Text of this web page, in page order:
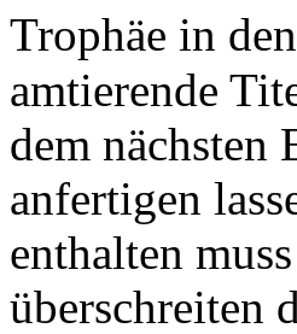
Trophäe in
amtierende
dem
anfertigen
enthalten
überschreiten